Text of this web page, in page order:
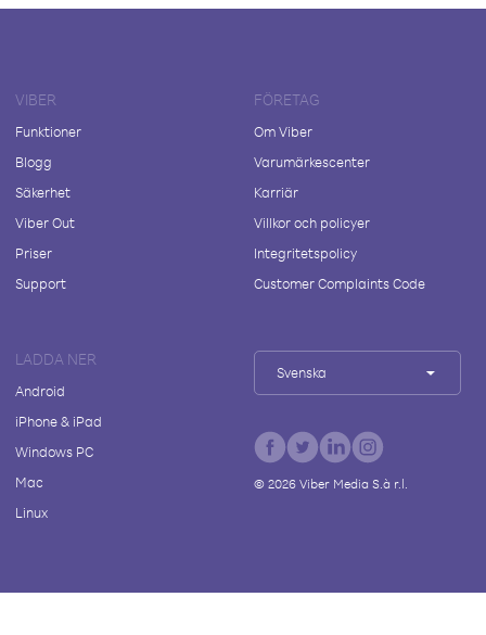
VIBER
Funktioner
Blogg
Säkerhet
Viber Out
Priser
Support
FÖRETAG
Om Viber
Varumärkescenter
Karriär
Villkor och policyer
Integritetspolicy
Customer Complaints Code
LADDA NER
Android
iPhone & iPad
Windows PC
Mac
Linux
Svenska
© 2026Viber Media S.à r.l.